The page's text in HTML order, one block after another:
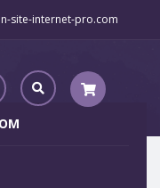
site-internet-pro.com